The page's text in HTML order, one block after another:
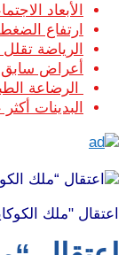
الأبعاد
ارتفاع
الرياضة
أعراض
الرضاعة
البدينات
اعتقال "ملك الكوكايين"